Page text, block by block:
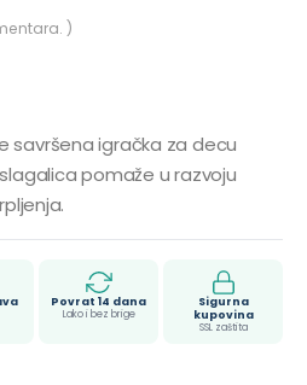
)
savršena igračka za decu
pomaže u razvoju
Povrat 14 dana
Lako i bez brige
Sigurna
kupovina
SSL zaštita